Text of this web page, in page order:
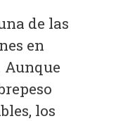
de las
en
Aunque
los